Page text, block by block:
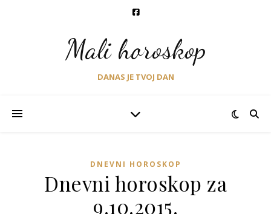
Mali horoskop
DANAS JE TVOJ DAN
DNEVNI HOROSKOP
Dnevni horoskop za
9.10.2015.